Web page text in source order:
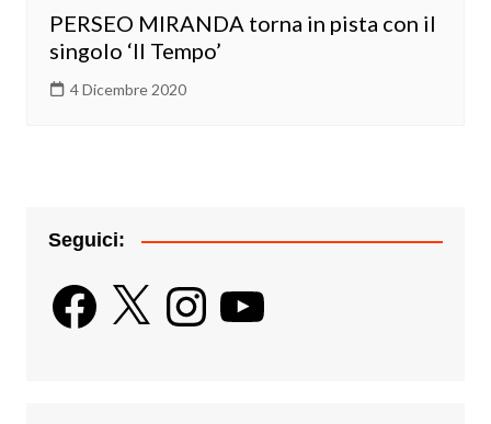
PERSEO MIRANDA torna in pista con il
singolo ‘Il Tempo’
4 Dicembre 2020
Seguici:
Facebook
X InstagramYouTube